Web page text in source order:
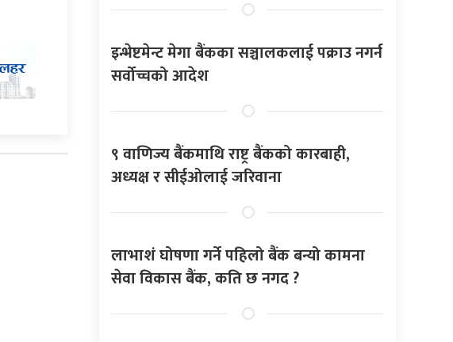
इन्भेष्टमेन्ट मेगा बैंकका सञ्चालकलाई पक्राउ नगर्न
सर्वोच्चको आदेश
९ वाणिज्य बैंकमाथि राष्ट्र बैंकको कारबाही,
अध्यक्ष र सीईओलाई जरिवाना
लाभाशं घोषणा गर्ने पहिलो बैंक बन्यो कामना
सेवा विकास बैंक, कति छ नगद ?